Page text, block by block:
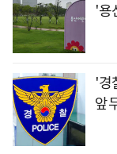
'용
'경
앞